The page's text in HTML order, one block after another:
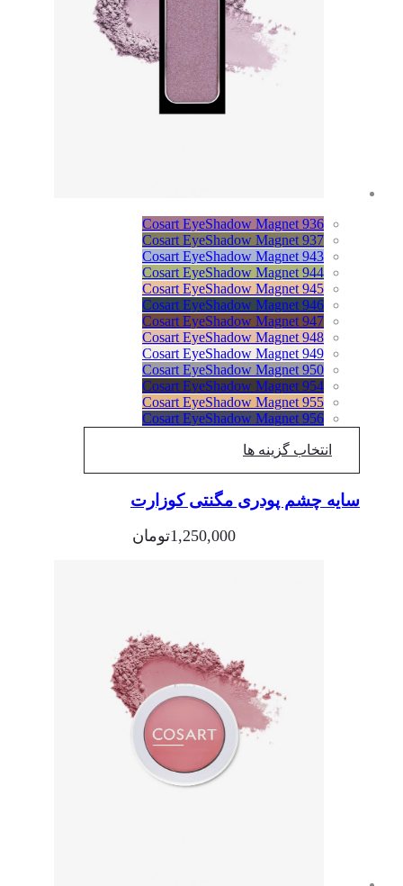
Cosart EyeShadow Magnet 936
Cosart EyeShadow Magnet 937
Cosart EyeShadow Magnet 943
Cosart EyeShadow Magnet 944
Cosart EyeShadow Magnet 945
Cosart EyeShadow Magnet 946
Cosart EyeShadow Magnet 947
Cosart EyeShadow Magnet 948
Cosart EyeShadow Magnet 949
Cosart EyeShadow Magnet 950
Cosart EyeShadow Magnet 954
Cosart EyeShadow Magnet 955
Cosart EyeShadow Magnet 956
انتخاب گزینه ها
سایه چشم پودری مگنتی کوزارت
1,250,000تومان